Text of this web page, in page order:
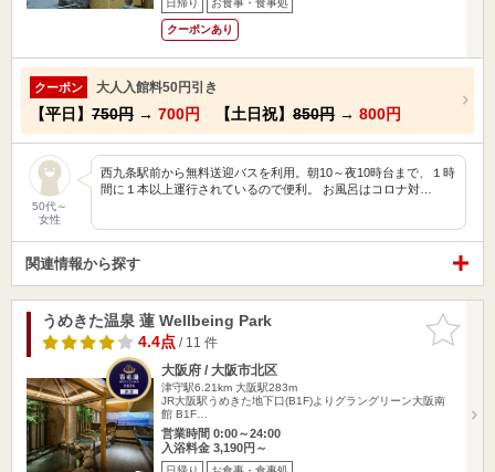
日帰り お食事・食事処
クーポンあり
クーポン 大人入館料50円引き
【平日】 750円 → 700円 【土日祝】 850円 → 800円
50代～
女性
西九条駅前から無料送迎バスを利用。朝10～夜10時台まで、１時
間に１本以上運行されているので便利。 お風呂はコロナ対…
関連情報から探す
お気に入
りに追加
うめきた温泉 蓮 Wellbeing Park
4.4点/ 11 件
大阪府 / 大阪市北区
津守駅6.21km 大阪駅283m
JR大阪駅うめきた地下口(B1F)よりグラングリーン大阪南
館 B1F…
営業時間 0:00～24:00
入浴料金 3,190円～